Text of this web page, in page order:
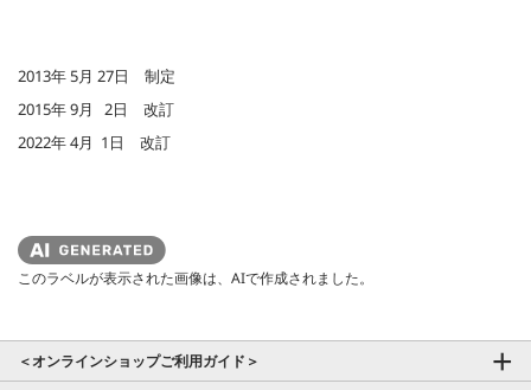
2013年 5月 27日 制定
2015年 9月 2日 改訂
2022年 4月 1日 改訂
このラベルが表示された画像は、AIで作成されました。
＜オンラインショップご利用ガイド＞